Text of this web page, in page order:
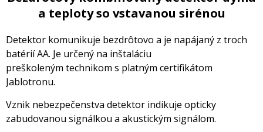
a teploty so vstavanou sirénou
Detektor komunikuje bezdrôtovo a je napájaný z troch
batérií AA. Je určený na inštaláciu
preškoleným technikom s platným certifikátom
Jablotronu.
Vznik nebezpečenstva detektor indikuje opticky
zabudovanou signálkou a akustickým signálom.